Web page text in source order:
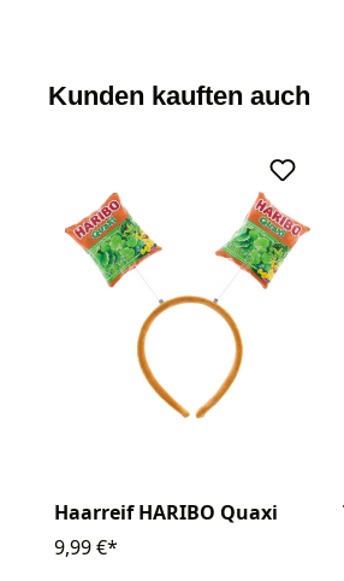
Kunden kauften auch
Haarreif HARIBO Quaxi
9,99 €*